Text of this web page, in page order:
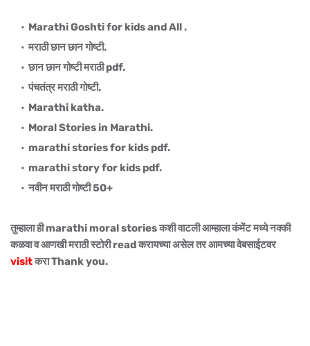
Marathi Goshti for kids and All .
मराठी छान छान गोष्टी.
छान छान गोष्टी मराठी pdf.
पंचतंत्र मराठी गोष्टी.
Marathi katha.
Moral Stories in Marathi.
marathi stories for kids pdf.
marathi story for kids pdf.
नवीन मराठी गोष्टी 50+
तुम्हाला ही marathi moral stories कशी वाटली आम्हाला कंमेंट मध्ये नक्की
कळवा व आणखी मराठी स्टोरी read करायच्या असेल तर आमच्या वेबसाईटवर
visitकरा Thank you.